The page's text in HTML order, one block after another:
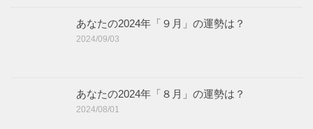
あなたの2024年「９月」の運勢は？
2024/09/03
あなたの2024年「８月」の運勢は？
2024/08/01